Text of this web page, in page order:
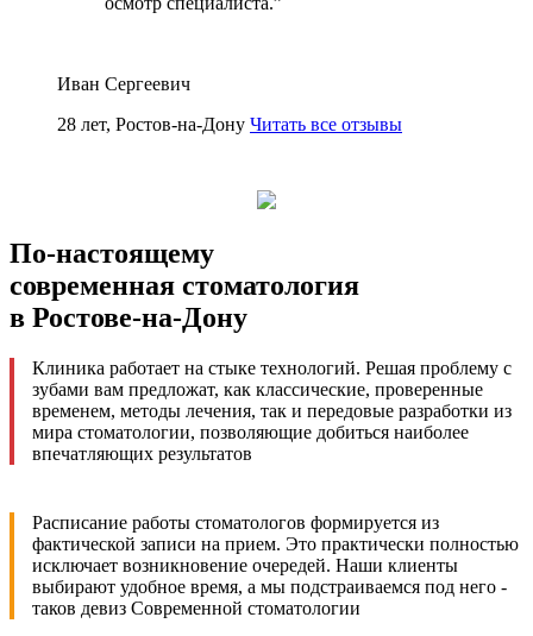
Иван Сергеевич
28 лет, Ростов-на-Дону Читать все отзывы
По-настоящему
современная стоматология
в Ростове-на-Дону
Клиника работает на стыке технологий. Решая проблему с
зубами вам предложат, как классические, проверенные
временем, методы лечения, так и передовые разработки из
мира стоматологии, позволяющие добиться наиболее
впечатляющих результатов
Расписание работы стоматологов формируется из
фактической записи на прием. Это практически полностью
исключает возникновение очередей. Наши клиенты
выбирают удобное время, а мы подстраиваемся под него -
таков девиз Современной стоматологии